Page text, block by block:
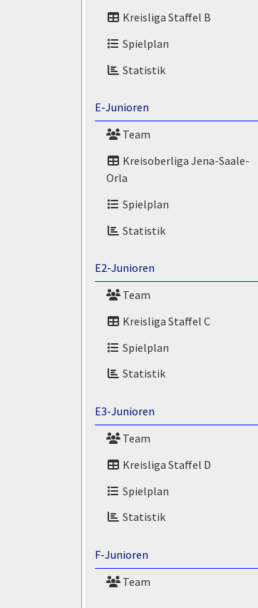
Kreisliga Staffel B
Spielplan
Statistik
E-Junioren
Team
Kreisoberliga Jena-Saale-
Orla
Spielplan
Statistik
E2-Junioren
Team
Kreisliga Staffel C
Spielplan
Statistik
E3-Junioren
Team
Kreisliga Staffel D
Spielplan
Statistik
F-Junioren
Team